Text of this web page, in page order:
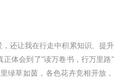
还让我在行走中积累知识、提
体会到了"读万卷书，行万里路
绿草如茵，各色花卉竞相开放